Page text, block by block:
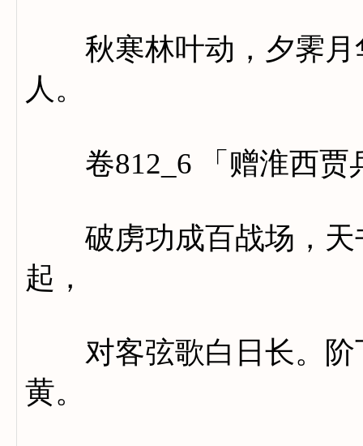
秋寒林叶动，夕霁月
人。
卷812_6 「赠淮西贾
破虏功成百战场，天
起，
对客弦歌白日长。阶
黄。